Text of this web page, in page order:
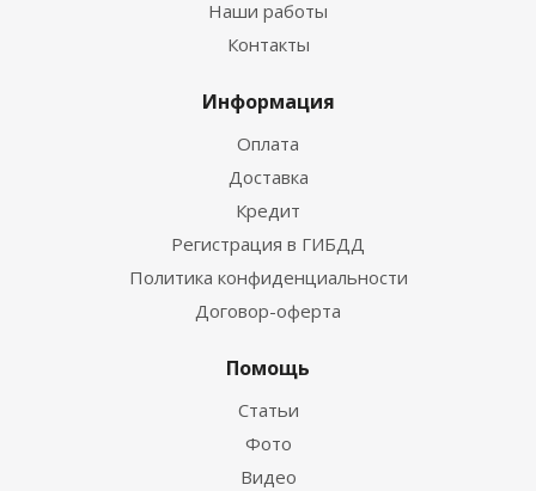
Наши работы
Контакты
Информация
Оплата
Доставка
Кредит
Регистрация в ГИБДД
Политика конфиденциальности
Договор-оферта
Помощь
Статьи
Фото
Видео